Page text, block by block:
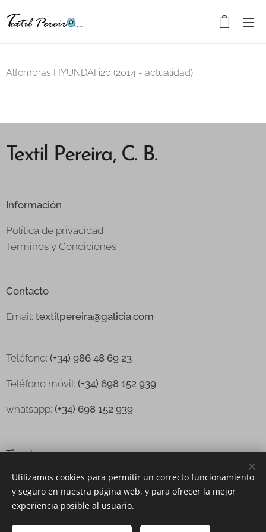
Alfombras HYUNDAI i20 (2014 - actualidad)
Textil Pereira, C. B.
Información
Política de privacidad
Términos y Condiciones
Contacto
Email: textilpereira@galicia.com
Teléfono: (+34) 986 48 69 23
Teléfono móvil: (+34) 698 152 939
whatsapp: (+34) 698 152 939
Tienda
Sobre nosotros
Contacto
Utilizamos cookies para permitir un correcto funcionamiento
y seguro en nuestra página web, y para ofrecer la mejor
experiencia posible al usuario.